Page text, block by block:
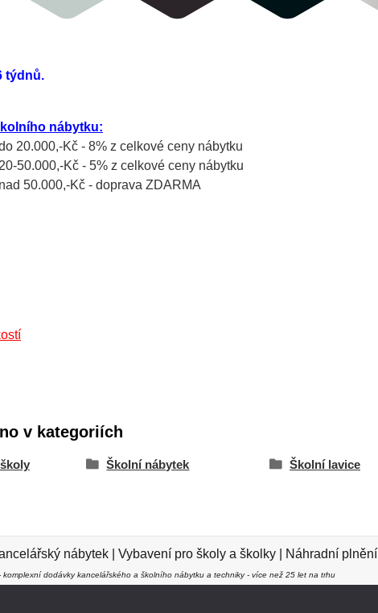
týdnů.
nábytku:
20.000,-Kč - 8% z celkové ceny nábytku
50.000,-Kč - 5% z celkové ceny nábytku
50.000,-Kč - doprava ZDARMA
v kategoriích
Školní nábytek Školní lavice
nábytek Vybavení pro školy a školky Náhradní plnění
komplexní dodávky kancelářského a školního nábytku a techniky - více než 25 let na trhu